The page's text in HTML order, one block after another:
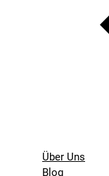
Über Uns
Blog